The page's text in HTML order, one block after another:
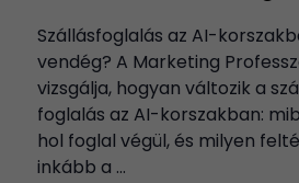
Szállásfoglalás az AI-
vendég? A Marketing
vizsgálja, hogyan változik a
foglalás az AI-korszakban:
hol foglal végül, és milyen
inkább a ...